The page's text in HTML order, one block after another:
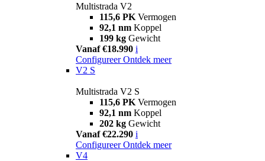
Multistrada V2
115,6 PK Vermogen
92,1 nm Koppel
199 kg Gewicht
Vanaf €18.990 i
Configureer Ontdek meer
V2 S
Multistrada V2 S
115,6 PK Vermogen
92,1 nm Koppel
202 kg Gewicht
Vanaf €22.290 i
Configureer Ontdek meer
V4